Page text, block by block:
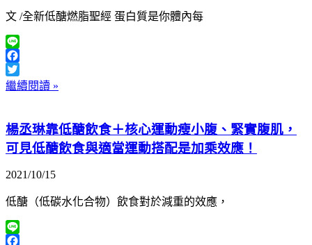
文 /全新低醣燃脂聖經 蛋白質是你體內每
Line
Facebook
Twitter
繼續閱讀 »
楊丞琳靠低醣飲食＋核心運動瘦小腹、緊實腹肌，
可見低醣飲食與適當運動搭配是加乘效應！
2021/10/15
低醣（低碳水化合物）飲食對於減重的效應，
Line